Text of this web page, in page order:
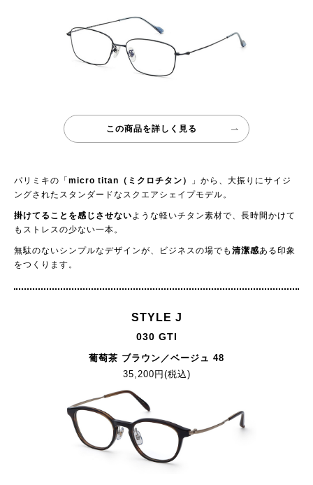
この商品を詳しく見る
パリミキの「micro titan（ミクロチタン）
」から、大振りにサイジ
ングされたスタンダードなスクエアシェイプモデル。
掛けてることを感じさせない ような軽いチタン素材で、長時間かけて
もストレスの少ない一本。
無駄のないシンプルなデザインが、ビジネスの場でも 清潔感ある印象
をつくります。
STYLE J
030 GTI
葡萄茶 ブラウン／ベージュ 48
35,200円(税込)